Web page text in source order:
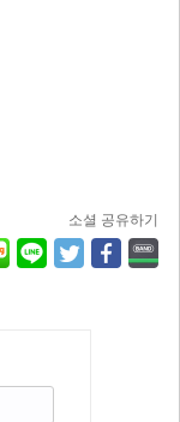
소셜 공유하기